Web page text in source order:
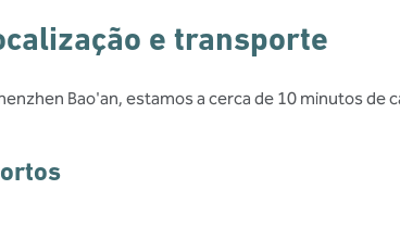
e transporte
Bao'an, estamos a cerca de 10 minutos de